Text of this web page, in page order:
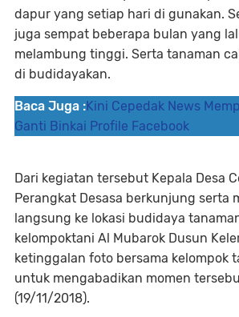
dapur yang setiap hari di gunakan.
juga sempat beberapa bulan yang
melambung tinggi. Serta tanaman
di budidayakan.
Baca Juga :Kini Cepedak News
Ganti Binkai Profile Facebook
Dari kegiatan tersebut Kepala Desa
Perangkat Desasa berkunjung serta
langsung ke lokasi budidaya
kelompoktani Al Mubarok Dusun
ketinggalan foto bersama kelompok
untuk mengabadikan momen
(19/11/2018).